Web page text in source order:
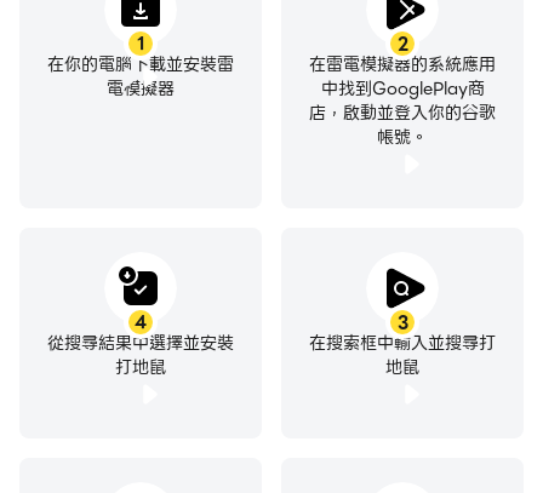
1
在你的電腦下載並安裝雷
電模擬器
2
在雷電模擬器的系統應用
中找到GooglePlay商
店，啟動並登入你的谷歌
帳號。
3
在搜索框中輸入並搜尋打
地鼠
4
從搜尋結果中選擇並安裝
打地鼠